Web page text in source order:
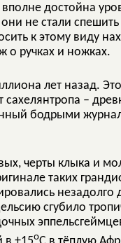
достойна
не стали
к этому виду
о ручках и ножках.
лет назад.
–
бодрыми
черты клыка и
таких
сгубило
о